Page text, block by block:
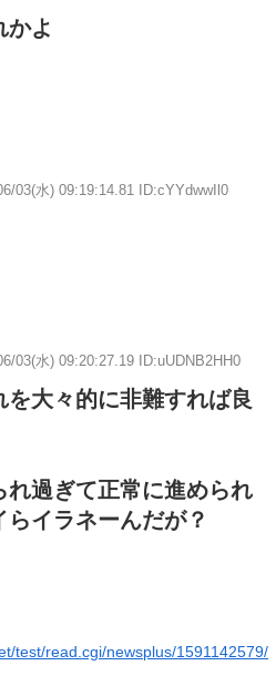
かよ
03(水) 09:19:14.81 ID:cYYdwwIl0
03(水) 09:20:27.19 ID:uUDNB2HH0
大々的に非難すれば良
れ過ぎて正常に進められ
イラネーんだが？
test/read.cgi/newsplus/1591142579/